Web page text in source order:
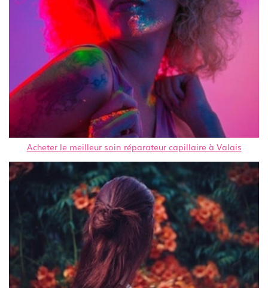
Acheter le meilleur soin réparateur capillaire à Valais